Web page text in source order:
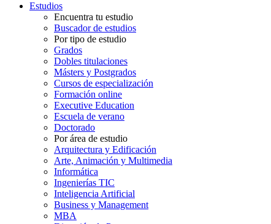
Estudios
Encuentra tu estudio
Buscador de estudios
Por tipo de estudio
Grados
Dobles titulaciones
Másters y Postgrados
Cursos de especialización
Formación online
Executive Education
Escuela de verano
Doctorado
Por área de estudio
Arquitectura y Edificación
Arte, Animación y Multimedia
Informática
Ingenierías TIC
Inteligencia Artificial
Business y Management
MBA